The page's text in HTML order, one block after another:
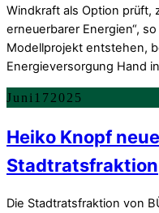
Windkraft als Option prüft,
erneuerbarer Energien“,
Modellprojekt entstehen,
Energieversorgung Hand
Juni 172025
Heiko Knopf
Stadtratsfraktion
Die Stadtratsfraktion von